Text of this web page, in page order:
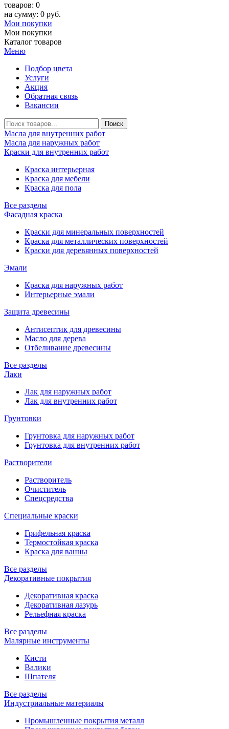
товаров: 0
на сумму: 0 руб.
Мои покупки
Мои покупки
Каталог товаров
Меню
Подбор цвета
Услуги
Акция
Обратная связь
Вакансии
Масла для внутренних работ
Масла для наружных работ
Краски для внутренних работ
Краска интерьерная
Краска для мебели
Краска для пола
Все разделы
Фасадная краска
Краски для минеральных поверхностей
Краска для металлических поверхностей
Краски для деревянных поверхностей
Эмали
Краска для наружных работ
Интерьерные эмали
Защита древесины
Антисептик для древесины
Масло для дерева
Отбеливание древесины
Все разделы
Лаки
Лак для наружных работ
Лак для внутренних работ
Грунтовки
Грунтовка для наружных работ
Грунтовка для внутренних работ
Растворители
Растворитель
Очиститель
Спецсредства
Специальные краски
Грифельная краска
Термостойкая краска
Краска для ванны
Все разделы
Декоративные покрытия
Декоративная краска
Декоративная лазурь
Рельефная краска
Все разделы
Малярные инструменты
Кисти
Валики
Шпателя
Все разделы
Индустриальные материалы
Промышленные покрытия металл